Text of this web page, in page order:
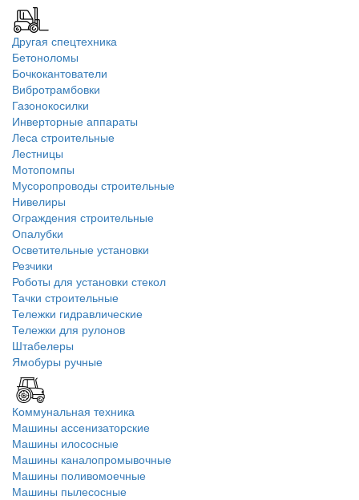
Другая спецтехника
Бетоноломы
Бочкокантователи
Вибротрамбовки
Газонокосилки
Инверторные аппараты
Леса строительные
Лестницы
Мотопомпы
Мусоропроводы строительные
Нивелиры
Ограждения строительные
Опалубки
Осветительные установки
Резчики
Роботы для установки стекол
Тачки строительные
Тележки гидравлические
Тележки для рулонов
Штабелеры
Ямобуры ручные
Коммунальная техника
Машины ассенизаторские
Машины илососные
Машины каналопромывочные
Машины поливомоечные
Машины пылесосные